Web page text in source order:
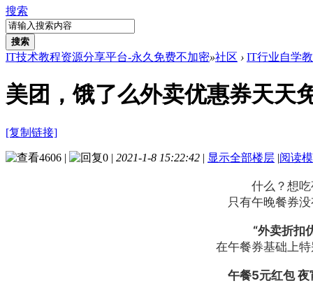
搜索
搜索
IT技术教程资源分享平台-永久免费不加密»社区 › IT行业自学
美团，饿了么外卖优惠券天天
[复制链接]
4606 | 0 | 2021-1-8 15:22:42 | 显示全部楼层 |阅读
什么？想
只有午晚餐券
“外卖折扣
在午餐券基础上
午餐5元红包 夜